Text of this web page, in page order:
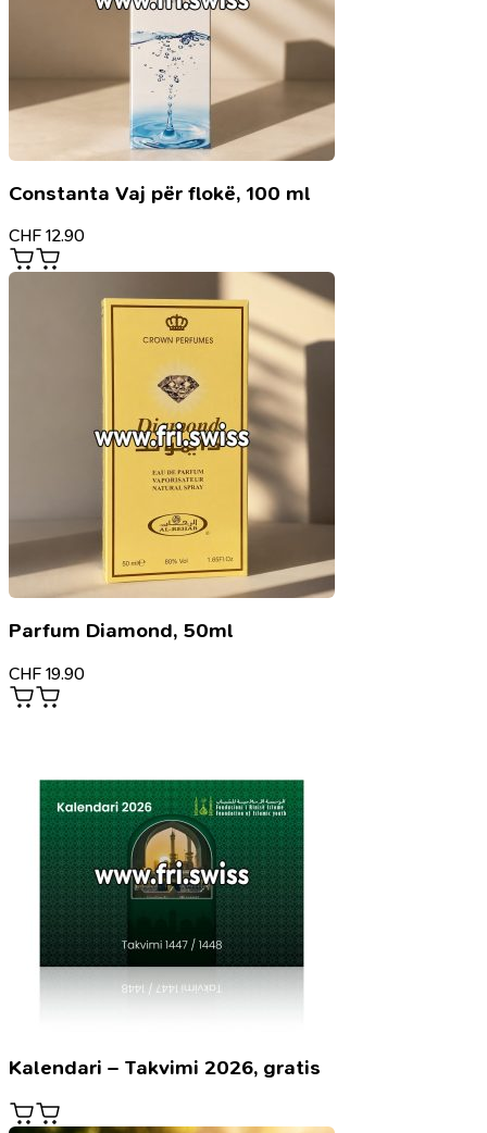
Constanta Vaj për flokë, 100 ml
CHF 12.90
Parfum Diamond, 50ml
CHF 19.90
Kalendari – Takvimi 2026, gratis